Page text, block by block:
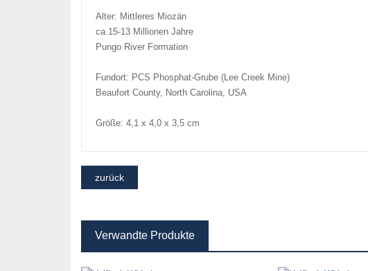
Alter: Mittleres Miozän
ca.15-13 Millionen Jahre
Pungo River Formation
Fundort: PCS Phosphat-Grube (Lee Creek Mine)
Beaufort County, North Carolina, USA
Größe: 4,1 x 4,0 x 3,5 cm
Verwandte Produkte